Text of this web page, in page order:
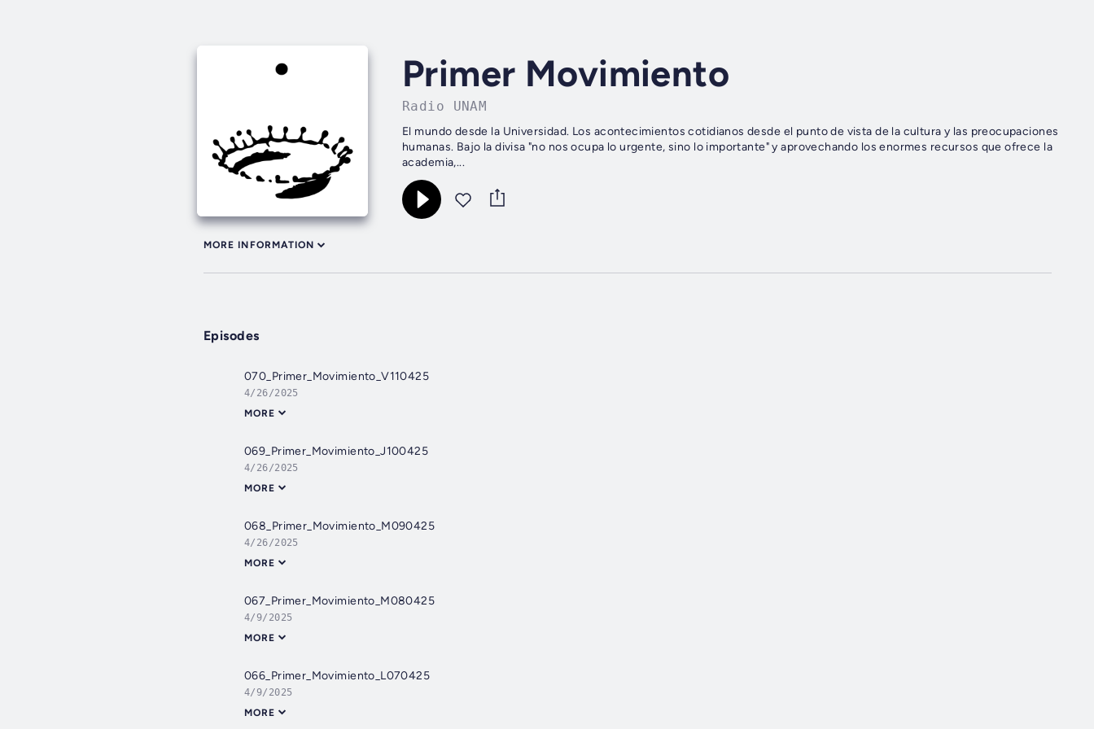
Primer Movimiento
Radio UNAM
El mundo desde la Universidad. Los acontecimientos cotidianos desde el punto de vista de la cultura y las preocupaciones
humanas. Bajo la divisa "no nos ocupa lo urgente, sino lo importante" y aprovechando los enormes recursos que ofrece la
academia,...
MORE INFORMATION
Episodes
070_Primer_Movimiento_V110425
4/26/2025
MORE
069_Primer_Movimiento_J100425
4/26/2025
MORE
068_Primer_Movimiento_M090425
4/26/2025
MORE
067_Primer_Movimiento_M080425
4/9/2025
MORE
066_Primer_Movimiento_L070425
4/9/2025
MORE